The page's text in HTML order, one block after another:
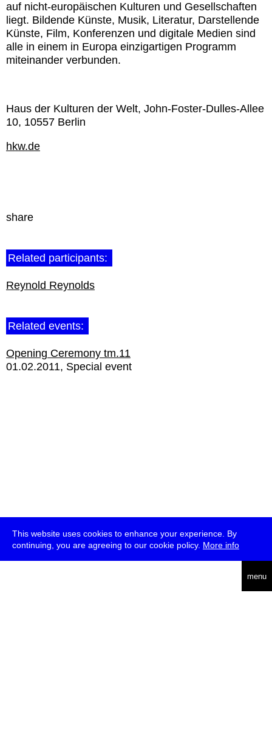
This website uses cookies to enhance your experience. By
continuing, you are agreeing to our cookie policy. More info
menu
auf nicht-europäischen Kulturen und Gesellschaften
liegt. Bildende Künste, Musik, Literatur, Darstellende
Künste, Film, Konferenzen und digitale Medien sind
alle in einem in Europa einzigartigen Programm
miteinander verbunden.
Haus der Kulturen der Welt, John-Foster-Dulles-Allee
10, 10557 Berlin
hkw.de
share
Related participants:
Reynold Reynolds
Related events:
Opening Ceremony tm.11
01.02.2011 Special event